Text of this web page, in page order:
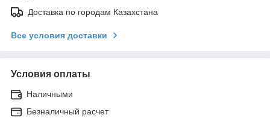
Доставка по городам Казахстана
Все условия доставки
Условия оплаты
Наличными
Безналичный расчет